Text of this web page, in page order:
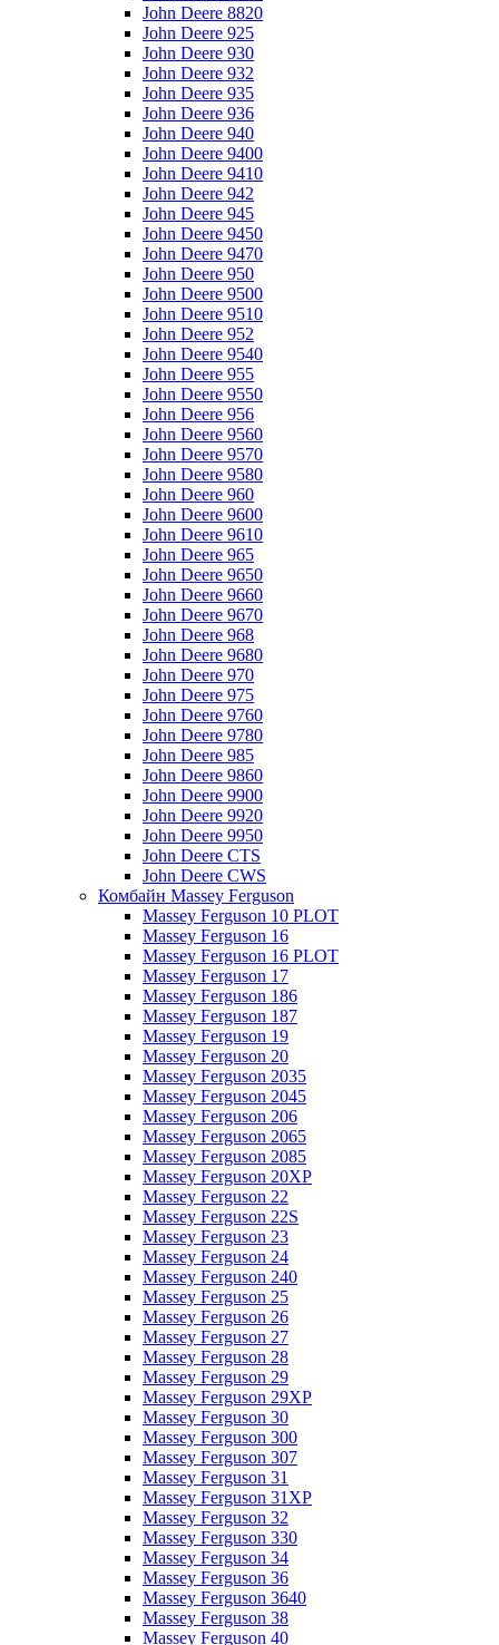
John Deere 8820
John Deere 925
John Deere 930
John Deere 932
John Deere 935
John Deere 936
John Deere 940
John Deere 9400
John Deere 9410
John Deere 942
John Deere 945
John Deere 9450
John Deere 9470
John Deere 950
John Deere 9500
John Deere 9510
John Deere 952
John Deere 9540
John Deere 955
John Deere 9550
John Deere 956
John Deere 9560
John Deere 9570
John Deere 9580
John Deere 960
John Deere 9600
John Deere 9610
John Deere 965
John Deere 9650
John Deere 9660
John Deere 9670
John Deere 968
John Deere 9680
John Deere 970
John Deere 975
John Deere 9760
John Deere 9780
John Deere 985
John Deere 9860
John Deere 9900
John Deere 9920
John Deere 9950
John Deere CTS
John Deere CWS
Комбайн Massey Ferguson
Massey Ferguson 10 PLOT
Massey Ferguson 16
Massey Ferguson 16 PLOT
Massey Ferguson 17
Massey Ferguson 186
Massey Ferguson 187
Massey Ferguson 19
Massey Ferguson 20
Massey Ferguson 2035
Massey Ferguson 2045
Massey Ferguson 206
Massey Ferguson 2065
Massey Ferguson 2085
Massey Ferguson 20XP
Massey Ferguson 22
Massey Ferguson 22S
Massey Ferguson 23
Massey Ferguson 24
Massey Ferguson 240
Massey Ferguson 25
Massey Ferguson 26
Massey Ferguson 27
Massey Ferguson 28
Massey Ferguson 29
Massey Ferguson 29XP
Massey Ferguson 30
Massey Ferguson 300
Massey Ferguson 307
Massey Ferguson 31
Massey Ferguson 31XP
Massey Ferguson 32
Massey Ferguson 330
Massey Ferguson 34
Massey Ferguson 36
Massey Ferguson 3640
Massey Ferguson 38
Massey Ferguson 40